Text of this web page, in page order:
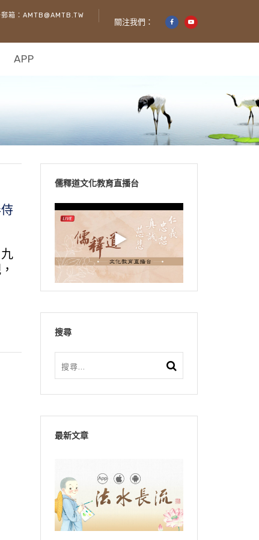
箱：AMTB@AMTB.TW
關注我們：
APP
儒釋道文化教育直播台
搜尋
最新文章